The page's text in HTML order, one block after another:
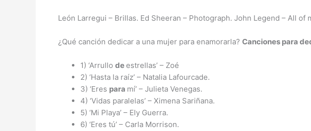
León Larregui – Brillas. Ed Sheeran – Photograph. John Legend – All of
¿Qué canción dedicar a una mujer para enamorarla? Canciones para
1) ‘Arrullo de estrellas’ – Zoé
2) ‘Hasta la raíz’ – Natalia Lafourcade.
3) ‘Eres para mí’ – Julieta Venegas.
4) ‘Vidas paralelas’ – Ximena Sariñana.
5) ‘Mi Playa’ – Ely Guerra.
6) ‘Eres tú’ – Carla Morrison.